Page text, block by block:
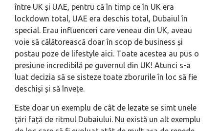
între UK și UAE, pentru că în timp ce în UK era
lockdown total, UAE era deschis total, Dubaiul în
special. Erau influenceri care veneau din UK, aveau
voie să călătorească doar în scop de business și
postau poze de lifestyle aici. Toate acestea au pus o
presiune incredibilă pe guvernul din UK! Atunci s-a
luat decizia să se sisteze toate zborurile în loc să fie
deschiși și să învețe.
Este doar un exemplu de cât de lezate se simt unele
țări față de ritmul Dubaiului. Nu există un alt exemplu